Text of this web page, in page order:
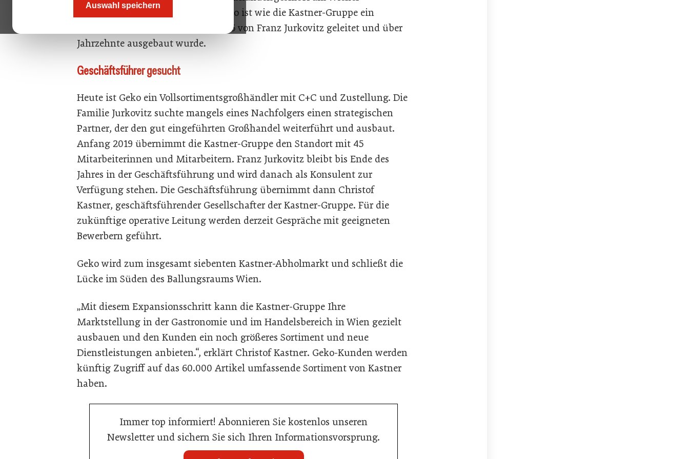
Auswahl speichern
Großgrünmarkt Inzersdorf aus. Geko ist wie die Kastner-Gruppe ein
Familienunternehmen, das seit 1995 von Franz Jurkovitz geleitet und über
Jahrzehnte ausgebaut wurde.
Geschäftsführer gesucht
Heute ist Geko ein Vollsortimentsgroßhändler mit C+C und Zustellung. Die
Familie Jurkovitz suchte mangels eines Nachfolgers einen strategischen
Partner, der den gut eingeführten Großhandel weiterführt und ausbaut.
Anfang 2019 übernimmt die Kastner-Gruppe den Standort mit 45
Mitarbeiterinnen und Mitarbeitern. Franz Jurkovitz bleibt bis Ende des
Jahres in der Geschäftsführung und wird danach als Konsulent zur
Verfügung stehen. Die Geschäftsführung übernimmt dann Christof
Kastner, geschäftsführender Gesellschafter der Kastner-Gruppe. Für die
zukünftige operative Leitung werden derzeit Gespräche mit geeigneten
Bewerbern geführt.
Geko wird zum insgesamt siebenten Kastner-Abholmarkt und schließt die
Lücke im Süden des Ballungsraums Wien.
„Mit diesem Expansionsschritt kann die Kastner-Gruppe Ihre
Marktstellung in der Gastronomie und im Handelsbereich in Wien gezielt
ausbauen und den Kunden ein noch größeres Sortiment und neue
Dienstleistungen anbieten.“, erklärt Christof Kastner. Geko-Kunden werden
künftig Zugriff auf das 60.000 Artikel umfassende Sortiment von Kastner
haben.
Immer top informiert! Abonnieren Sie kostenlos unseren
Newsletter und sichern Sie sich Ihren Informationsvorsprung.